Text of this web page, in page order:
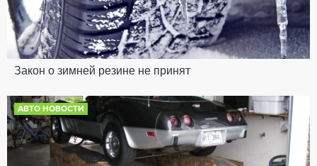
Закон о зимней резине не принят
АВТО НОВОСТИ